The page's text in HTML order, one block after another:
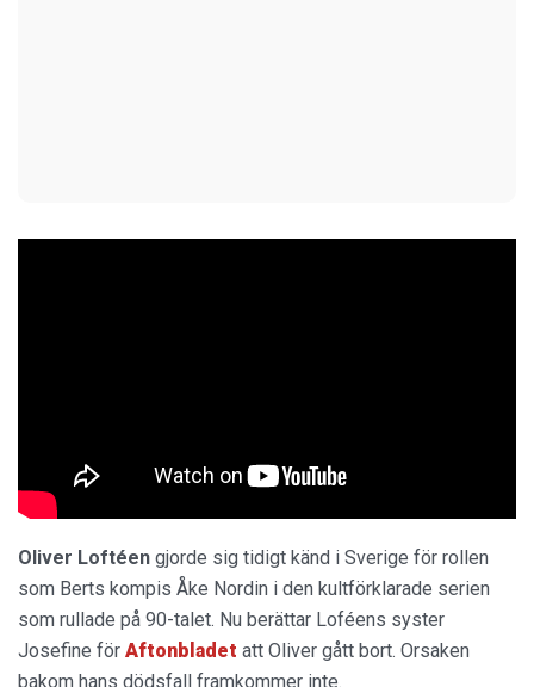
Oliver Loftéen gjorde sig tidigt känd i Sverige för rollen
som Berts kompis Åke Nordin i den kultförklarade serien
som rullade på 90-talet. Nu berättar Loféens syster
Josefine för Aftonbladet att Oliver gått bort. Orsaken
bakom hans dödsfall framkommer inte.